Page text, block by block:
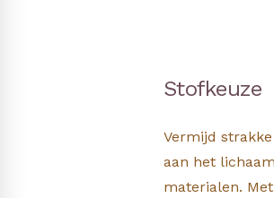
Stofkeuze
Vermijd
aan het
materialen.